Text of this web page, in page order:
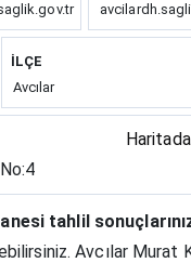
İLÇE
Avcılar
tahlil
Avcılar